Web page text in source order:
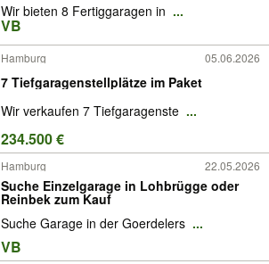
Wir bieten 8 Fertiggaragen in ...
VB
Hamburg 05.06.2026
7 Tiefgaragenstellplätze im Paket
Wir verkaufen 7 Tiefgaragenste ...
234.500 €
Hamburg 22.05.2026
Suche Einzelgarage in Lohbrügge oder
Reinbek zum Kauf
Suche Garage in der Goerdelers ...
VB